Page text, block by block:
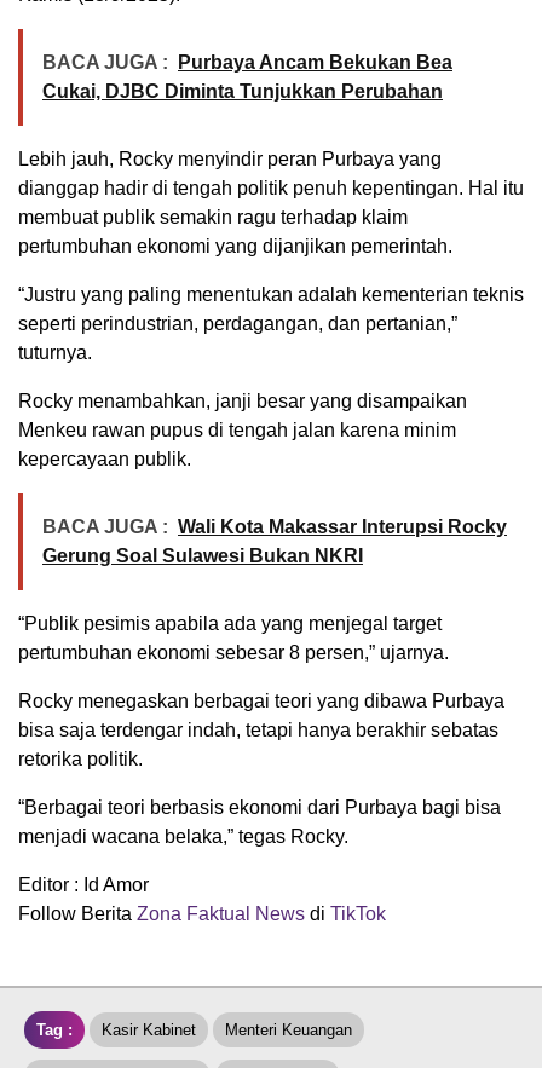
BACA JUGA :
Purbaya Ancam Bekukan Bea
Cukai, DJBC Diminta Tunjukkan Perubahan
Lebih jauh, Rocky menyindir peran Purbaya yang
dianggap hadir di tengah politik penuh kepentingan. Hal itu
membuat publik semakin ragu terhadap klaim
pertumbuhan ekonomi yang dijanjikan pemerintah.
“Justru yang paling menentukan adalah kementerian teknis
seperti perindustrian, perdagangan, dan pertanian,”
tuturnya.
Rocky menambahkan, janji besar yang disampaikan
Menkeu rawan pupus di tengah jalan karena minim
kepercayaan publik.
BACA JUGA : Wali Kota Makassar Interupsi Rocky
Gerung Soal Sulawesi Bukan NKRI
“Publik pesimis apabila ada yang menjegal target
pertumbuhan ekonomi sebesar 8 persen,” ujarnya.
Rocky menegaskan berbagai teori yang dibawa Purbaya
bisa saja terdengar indah, tetapi hanya berakhir sebatas
retorika politik.
“Berbagai teori berbasis ekonomi dari Purbaya bagi bisa
menjadi wacana belaka,” tegas Rocky.
Editor : Id Amor
Follow Berita Zona Faktual News di TikTok
Tag : Kasir Kabinet Menteri Keuangan